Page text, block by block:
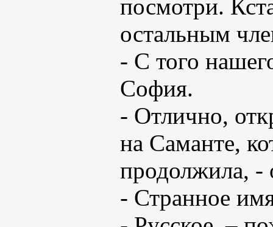
посмотри.
остальным
- С того
София.
- Отлично,
на Саманте,
продолжила, -
- Странное